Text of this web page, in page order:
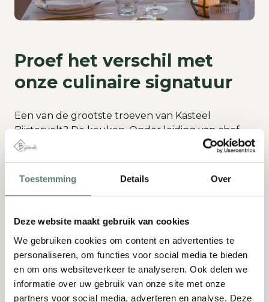
Toestemming Details Over
Deze website maakt gebruik van cookies
We gebruiken cookies om content en advertenties te
personaliseren, om functies voor social media te bieden
en om ons websiteverkeer te analyseren. Ook delen we
informatie over uw gebruik van onze site met onze
partners voor social media, adverteren en analyse. Deze
Proef het verschil met
onze culinaire signatuur
Een van de grootste troeven van Kasteel
Bijstervelt? De keuken. Onder leiding van chef-
kok en mede-eigenaar
Niek van Lieverloowordt
ervaring in toprestaurants waaronder Zarzo en
de Treeswijkhoeve en een diploma van de
Meesterkoks, weet Niek precies hoe hij een ware
bruiloft. Tijdens de inspiratieavond worden er dan
ook kleine gerechtjes geserveerd die laten zien
waar het team toe in staat is: verfijnd,
bourgondisch en bovenal smaakvol.